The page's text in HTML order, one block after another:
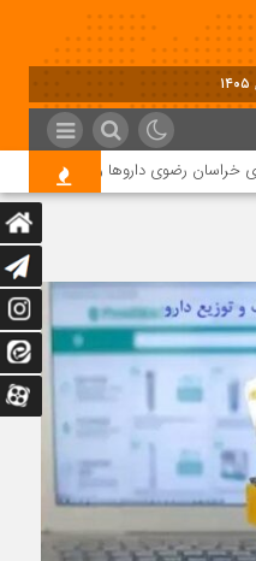
را با چک ۴ ماهه خریداری می‌کنند